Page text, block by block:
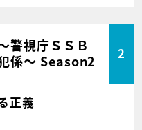
警視庁ＳＳＢ
係～ Season2
2
正義